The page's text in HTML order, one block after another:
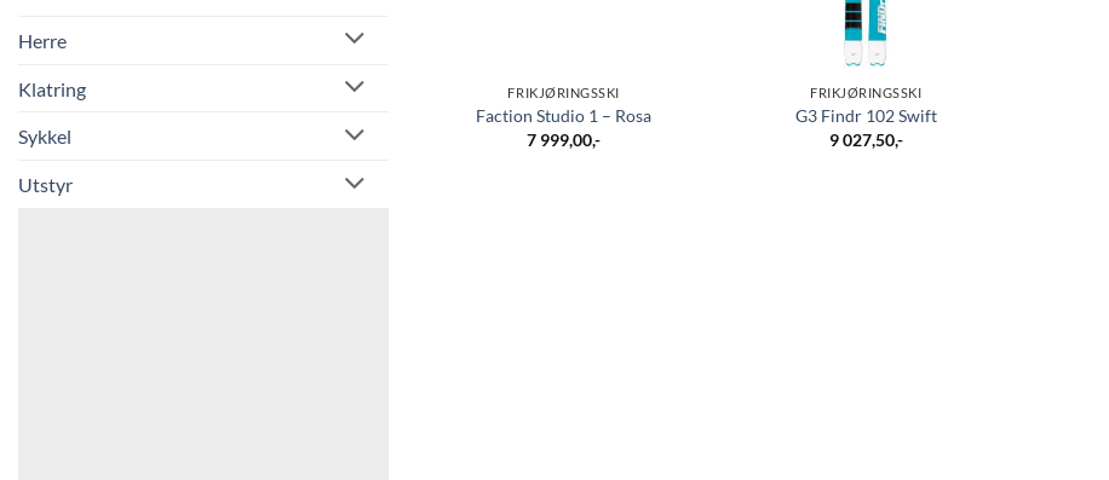
Herre
Klatring
Sykkel
Utstyr
FRIKJØRINGSSKI
Faction Studio 1 – Rosa
7 999,00,-
FRIKJØRINGSSKI
G3 Findr 102 Swift
9 027,50,-